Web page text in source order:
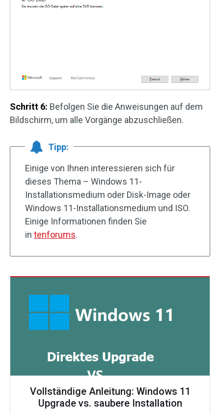
Schritt 6: Befolgen Sie die Anweisungen auf dem
Bildschirm, um alle Vorgänge abzuschließen.
Tipp:
Einige von Ihnen interessieren sich für
dieses Thema – Windows 11-
Installationsmedium oder Disk-Image oder
Windows 11-Installationsmedium und ISO.
Einige Informationen finden Sie
in tenforums.
Vollständige Anleitung: Windows 11
Upgrade vs. saubere Installation